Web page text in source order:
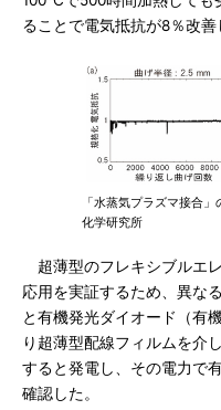
ることで電気抵抗が8％改善
「水蒸気プラズマ接合
化学研究所
超薄型のフレキシブルエ
応用を実証するため、異な
と有機発光ダイオード（有
り超薄型配線フィルムを介
すると発電し、その電力で
確認した。